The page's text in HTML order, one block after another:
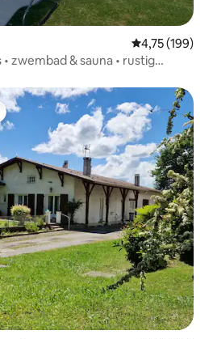
Gemiddelde
4,75 (199)
zwembad & sauna • rustig